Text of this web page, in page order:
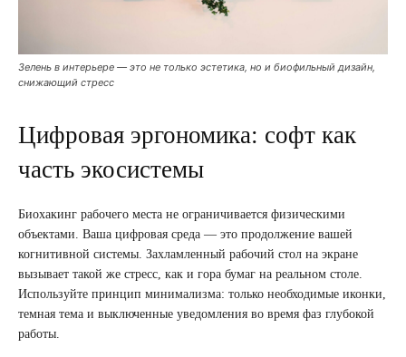
Зелень в интерьере — это не только эстетика, но и биофильный дизайн,
снижающий стресс
Цифровая эргономика: софт как
часть экосистемы
Биохакинг рабочего места не ограничивается физическими
объектами. Ваша цифровая среда — это продолжение вашей
когнитивной системы. Захламленный рабочий стол на экране
вызывает такой же стресс, как и гора бумаг на реальном столе.
Используйте принцип минимализма: только необходимые иконки,
темная тема и выключенные уведомления во время фаз глубокой
работы.